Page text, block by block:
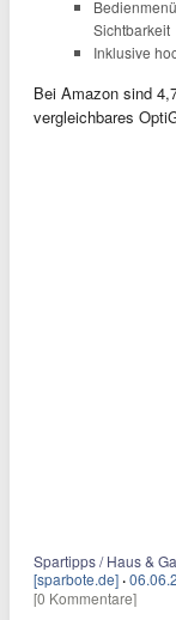
Sichtbarkeit
Inklusive
Bei Amazon sind
vergleichbares
Spartipps / Haus &
[sparbote.de] ·
[0 Kommentare]